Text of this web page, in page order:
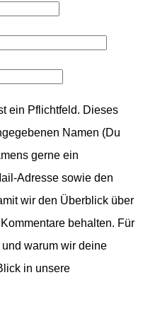
ein Pflichtfeld. Dieses
Namen (Du
gerne ein
Adresse sowie den
wir den Überblick über
behalten. Für
warum wir deine
in unsere